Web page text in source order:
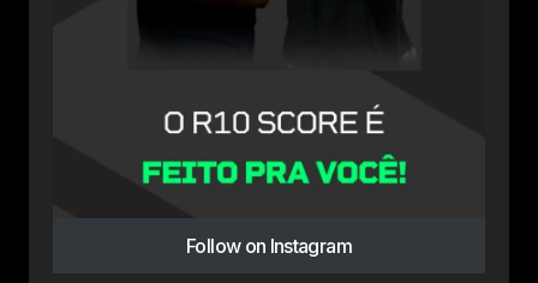
Follow on Instagram